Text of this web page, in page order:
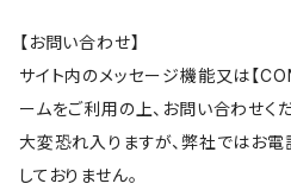
【お問い合わせ】
サイト内のメッセージ機能又は【
ームをご利用の上、お問い合わせくだ
大変恐れ入りますが、弊社ではお
しておりません。